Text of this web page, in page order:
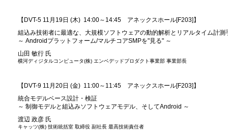
【DVT-5 11月19日 (木) 14:00～14:45 アネックスホール[F203]】
組込み技術者に最適な、大規模ソフトウェアの動的解析とリアルタイム計測
～ Androidプラットフォーム/マルチコアSMPを"見る" ～
山田 敏行 氏
横河ディジタルコンピュータ(株) エンベデッドプロダクト事業部 事業部長
【DVT-9 11月20日 (金) 11:00～11:45 アネックスホール[F203]】
統合モデルベース設計・検証
～ 制御モデルと組込みソフトウェアモデル、そしてAndroid ～
渡辺 政彦 氏
キャッツ(株) 技術統括室 取締役 副社長 最高技術責任者